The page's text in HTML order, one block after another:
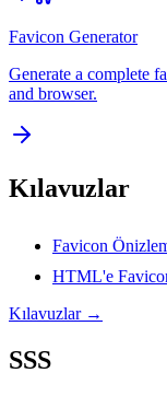
Favicon Generator
Generate a complete
and browser.
Kılavuzlar
Favicon
HTML'e
Kılavuzlar→
SSS